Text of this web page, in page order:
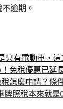
逾期。
只有電動車，
免稅優惠已延
怎麼申請？條
牌照稅本來就